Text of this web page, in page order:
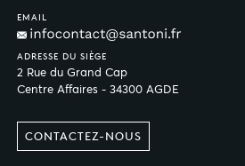
EMAIL
ADRESSE DU SIÈGE
2 Rue du Grand Cap
Centre Affaires - 34300 AGDE
CONTACTEZ-NOUS